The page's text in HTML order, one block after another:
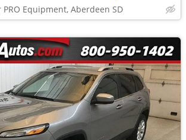
PRO Equipment, Aberdeen SD